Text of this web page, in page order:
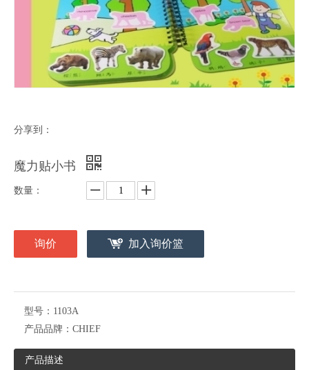
分享到：
魔力贴小书
数量：
询价 加入询价篮
型号： 1103A
产品品牌： CHIEF
产品描述